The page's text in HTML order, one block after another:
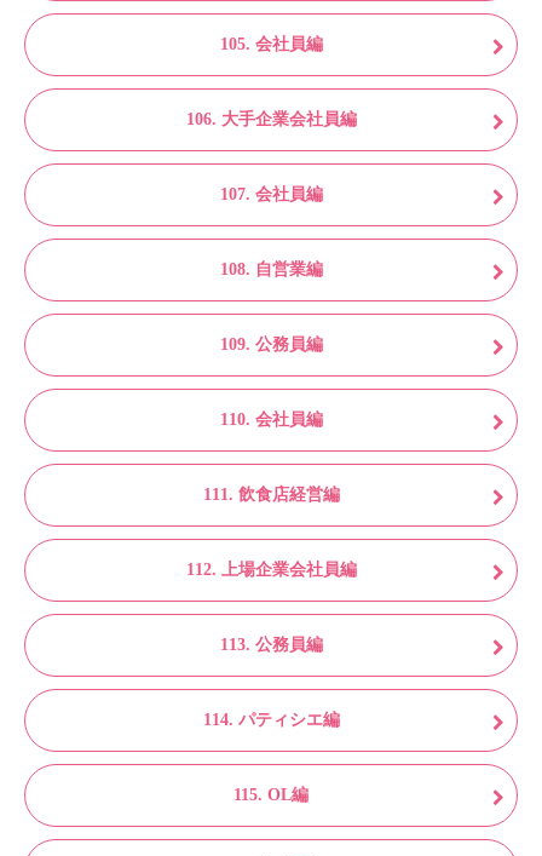
105. 会社員編
106. 大手企業会社員編
107. 会社員編
108. 自営業編
109. 公務員編
110. 会社員編
111. 飲食店経営編
112. 上場企業会社員編
113. 公務員編
114. パティシエ編
115. OL編